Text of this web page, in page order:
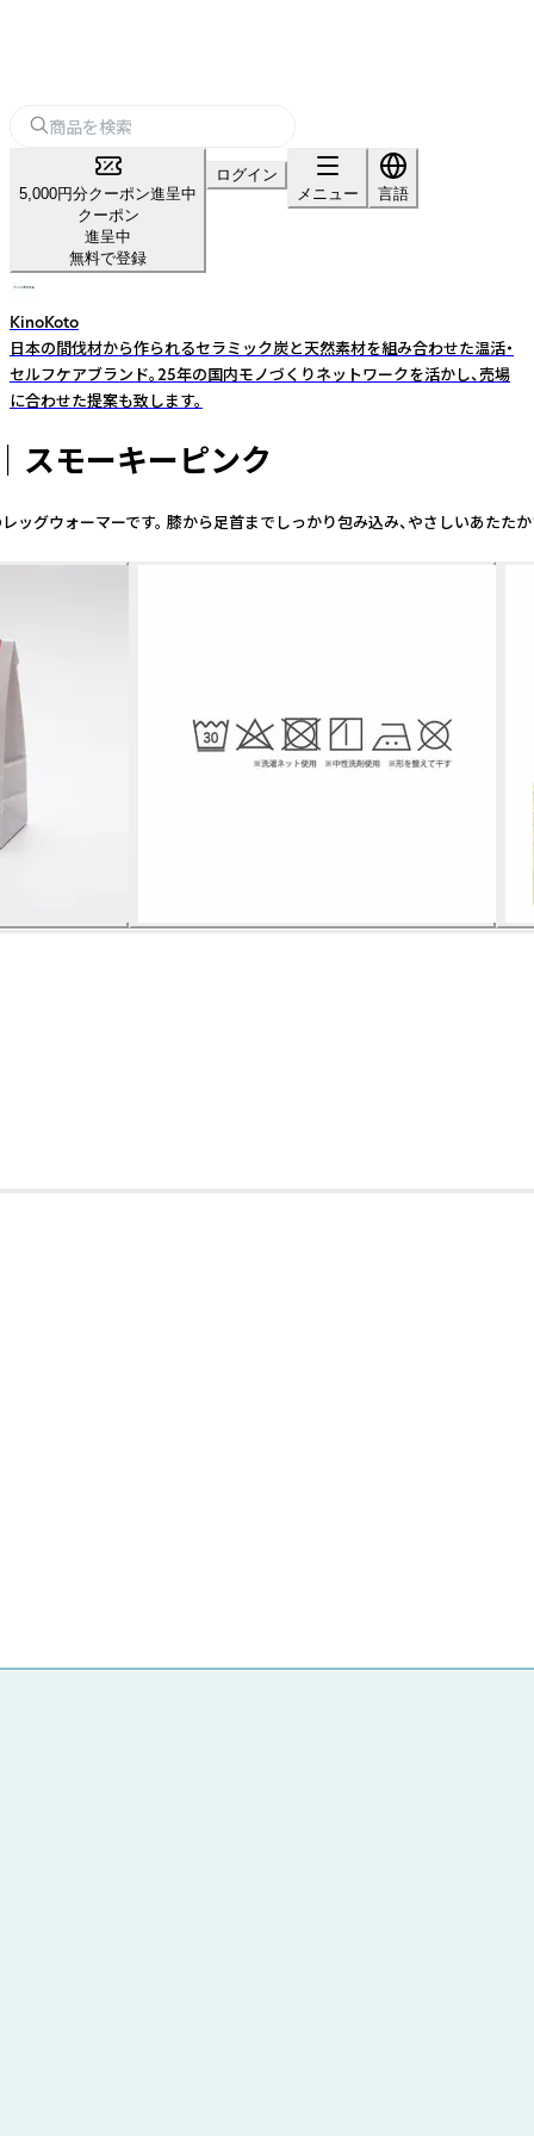
5,000円分クーポン進呈中
クーポン
進呈中
無料で登録
ログイン
メニュー
言語
KinoKoto
日本の間伐材から作られるセラミック炭と天然素材を組み合わせた温活・
セルフケアブランド。25年の国内モノづくりネットワークを活かし、売場
に合わせた提案も致します。
スモーキーピンク
グウォーマーです。 膝から足首までしっかり包み込み、やさしい